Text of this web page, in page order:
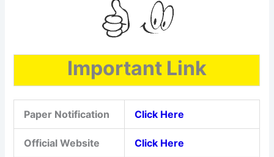
Important Link
Paper Notification Click Here
Official Website Click Here